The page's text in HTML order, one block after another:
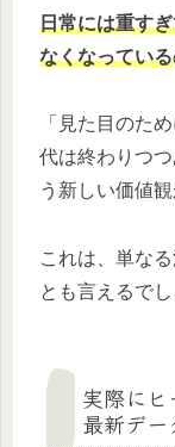
日常には重す
なくなっている
「見た目のた
代は終わりつ
う新しい価値
これは、単な
とも言えるでし
実際にヒ
最新デ